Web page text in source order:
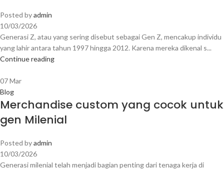
Posted byadmin
10/03/2026
Generasi Z, atau yang sering disebut sebagai Gen Z, mencakup individu
yang lahir antara tahun 1997 hingga 2012. Karena mereka dikenal s...
Continue reading
07Mar
Blog
Merchandise custom yang cocok untuk
gen Milenial
Posted byadmin
10/03/2026
Generasi milenial telah menjadi bagian penting dari tenaga kerja di